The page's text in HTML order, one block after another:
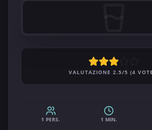
VALUTAZIONE 2.5/5 (4
1 PERS. 1 MIN.